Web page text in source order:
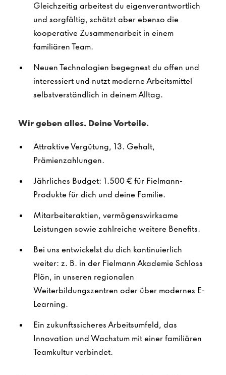
Gleichzeitig arbeitest du eigenverantwortlich
und sorgfältig, schätzt aber ebenso die
kooperative Zusammenarbeit in einem
familiären Team.
Neuen Technologien begegnest du offen und
interessiert und nutzt moderne Arbeitsmittel
selbstverständlich in deinem Alltag.
Wir geben alles. Deine Vorteile.
Attraktive Vergütung, 13. Gehalt,
Prämienzahlungen.
Jährliches Budget: 1.500 € für Fielmann-
Produkte für dich und deine Familie.
Mitarbeiteraktien, vermögenswirksame
Leistungen sowie zahlreiche weitere Benefits.
Bei uns entwickelst du dich kontinuierlich
weiter: z. B. in der Fielmann Akademie Schloss
Plön, in unseren regionalen
Weiterbildungszentren oder über modernes E-
Learning.
Ein zukunftssicheres Arbeitsumfeld, das
Innovation und Wachstum mit einer familiären
Teamkultur verbindet.